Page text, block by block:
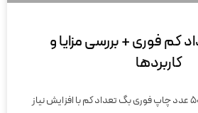
کم فوری + بررسی مزایا و
کاربردها
حداقل تعداد سفارش 500 عدد چاپ فوری بگ تعداد کم با افزایش نیاز